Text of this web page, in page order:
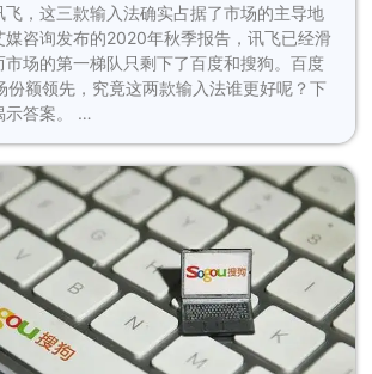
，这三款输入法确实占据了市场的主导地
媒咨询发布的2020年秋季报告，讯飞已经滑
场的第一梯队只剩下了百度和搜狗。百度
份额领先，究竟这两款输入法谁更好呢？下
示答案。 …